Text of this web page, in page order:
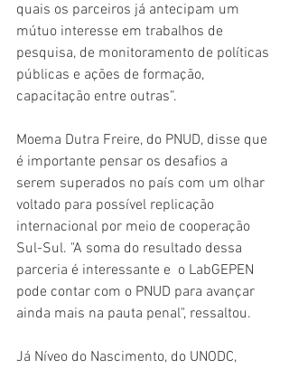
quais os parceiros já antecipam um
mútuo interesse em trabalhos de
pesquisa, de monitoramento de políticas
públicas e ações de formação,
capacitação entre outras”.
Moema Dutra Freire, do PNUD, disse que
é importante pensar os desafios a
serem superados no país com um olhar
voltado para possível replicação
internacional por meio de cooperação
Sul-Sul. "A soma do resultado dessa
parceria é interessante e  o LabGEPEN
pode contar com o PNUD para avançar
ainda mais na pauta penal", ressaltou.
Já Níveo do Nascimento, do UNODC,